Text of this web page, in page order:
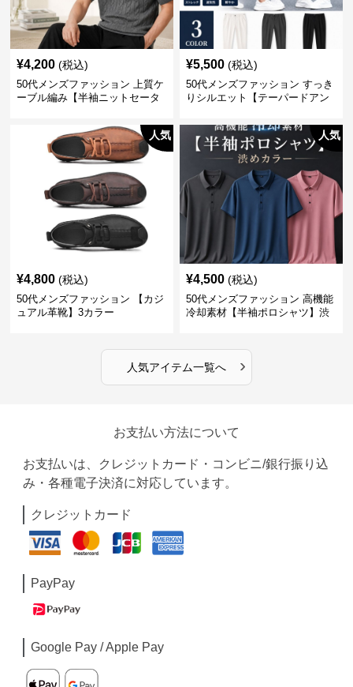
¥4,200 (税込)
50代メンズファッション 上質ケ
ーブル編み【半袖ニットセータ
¥5,500 (税込)
50代メンズファッション すっき
りシルエット【テーパードアン
人気
¥4,800 (税込)
50代メンズファッション 【カジ
ュアル革靴】3カラー
人気
¥4,500 (税込)
50代メンズファッション 高機能
冷却素材【半袖ポロシャツ】渋
人気アイテム一覧へ ›
お支払い方法について
お支払いは、クレジットカード・コンビニ/銀行振り込
み・各種電子決済に対応しています。
クレジットカード
PayPay
Google Pay / Apple Pay